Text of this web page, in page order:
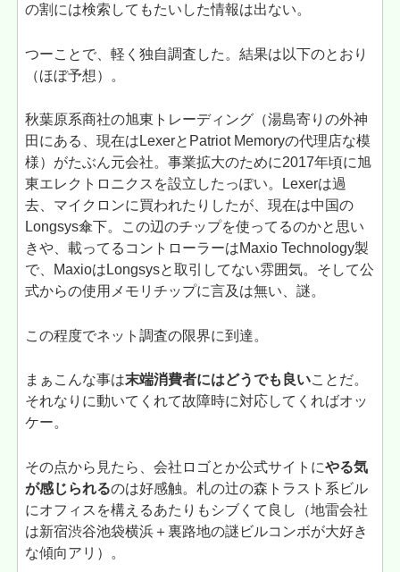
の割には検索してもたいした情報は出ない。
つーことで、軽く独自調査した。結果は以下のとおり
（ほぼ予想）。
秋葉原系商社の旭東トレーディング（湯島寄りの外神
田にある、現在はLexerとPatriot Memoryの代理店な模
様）がたぶん元会社。事業拡大のために2017年頃に旭
東エレクトロニクスを設立したっぽい。Lexerは過
去、マイクロンに買われたりしたが、現在は中国の
Longsys傘下。この辺のチップを使ってるのかと思い
きや、載ってるコントローラーはMaxio Technology製
で、MaxioはLongsysと取引してない雰囲気。そして公
式からの使用メモリチップに言及は無い、謎。
この程度でネット調査の限界に到達。
まぁこんな事は末端消費者にはどうでも良いことだ。
それなりに動いてくれて故障時に対応してくればオッ
ケー。
その点から見たら、会社ロゴとか公式サイトにやる気
が感じられるのは好感触。札の辻の森トラスト系ビル
にオフィスを構えるあたりもシブくて良し（地雷会社
は新宿渋谷池袋横浜＋裏路地の謎ビルコンボが大好き
な傾向アリ）。